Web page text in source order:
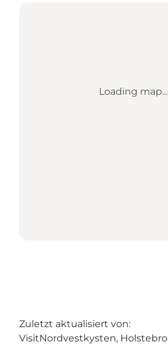
Loading map...
Zuletzt aktualisiert von:
VisitNordvestkysten, Holstebro